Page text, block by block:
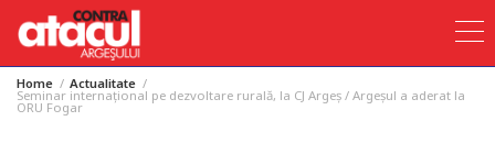
SkipHome Actualitate
Seminar internațional pe dezvoltare rurală, la CJ Argeș / Argeșul a aderat la
ORU Fogar